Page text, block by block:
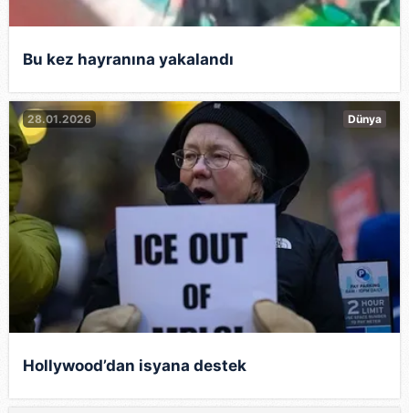
Bu kez hayranına yakalandı
28.01.2026 Dünya
Hollywood’dan isyana destek